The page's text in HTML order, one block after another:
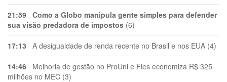
21:59 Como a Globo manipula gente simples para defender
sua visão predadora de impostos (6)
17:13 A desigualdade de renda recente no Brasil e nos EUA (4)
14:46 Melhoria de gestão no ProUni e Fies economiza R$ 325
milhões no MEC (3)